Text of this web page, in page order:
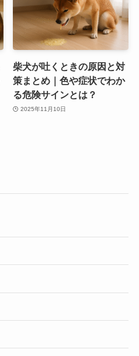
柴犬が吐くときの原因と対
策まとめ｜色や症状でわか
る危険サインとは？
2025年11月10日